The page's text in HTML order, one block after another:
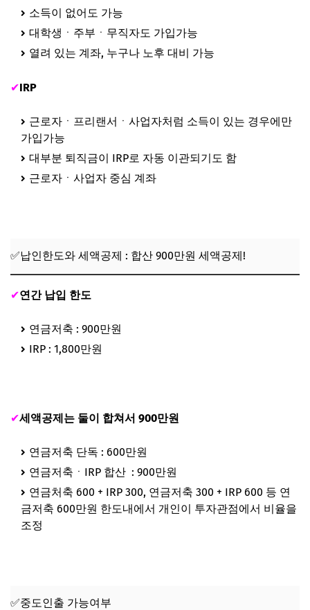
소득이 없어도 가능
대학생ㆍ주부ㆍ무직자도 가입가능
열려 있는 계좌, 누구나 노후 대비 가능
✔IRP
근로자ㆍ프리랜서ㆍ사업자처럼 소득이 있는 경우에만
가입가능
대부분 퇴직금이 IRP로 자동 이관되기도 함
근로자ㆍ사업자 중심 계좌
✅납인한도와 세액공제 : 합산 900만원 세액공제!
✔연간 납입 한도
연금저축 : 900만원
IRP : 1,800만원
✔세액공제는 둘이 합쳐서 900만원
연금저축 단독 : 600만원
연금저축ㆍIRP 합산 : 900만원
연금처축 600 + IRP 300, 연금저축 300 + IRP 600 등 연
금저축 600만원 한도내에서 개인이 투자관점에서 비율을
조정
✅중도인출 가능여부